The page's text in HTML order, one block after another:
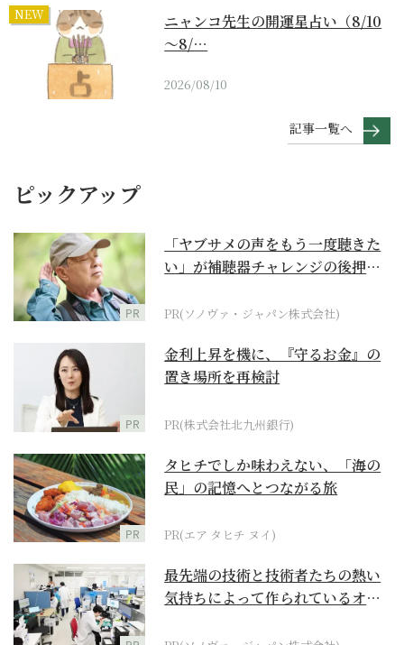
NEW
ニャンコ先生の開運星占い（8/10
～8/…
2026/08/10
記事一覧へ
ピックアップ
PR
「ヤブサメの声をもう一度聴きた
い」が補聴器チャレンジの後押し
PR(ソノヴァ・ジャパン株式会社)
PR
金利上昇を機に、『守るお金』の
置き場所を再検討
PR(株式会社北九州銀行)
PR
タヒチでしか味わえない、「海の
民」の記憶へとつながる旅
PR(エア タヒチ ヌイ)
最先端の技術と技術者たちの熱い
気持ちによって作られているオー